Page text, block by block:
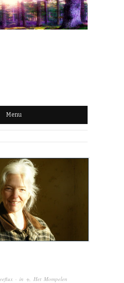
| STROOM
Menu
· in + Het Mompelen